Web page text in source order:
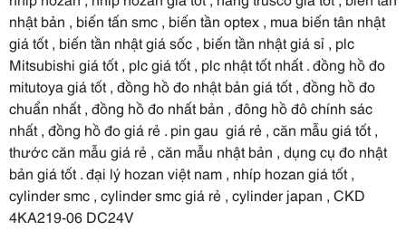
nhật bản , biến tấn smc , biến tần optex , mua biến tân nhật
giá tốt , biến tần nhật giá sốc , biến tần nhật giá sỉ , plc
Mitsubishi giá tốt , plc giá tốt , plc nhật tốt nhất . đồng hồ đo
mitutoya giá tốt , đồng hồ đo nhật bản giá tốt , đồng hồ đo
chuẩn nhất , đồng hồ đo nhất bản , đông hồ đô chính sác
nhất , đồng hồ đo giá rẻ . pin gau giá rẻ , căn mẫu giá tốt ,
thước căn mẫu giá rẻ , căn mẫu nhật bản , dụng cụ đo nhật
bản giá tốt . đại lý hozan việt nam , nhíp hozan giá tốt ,
cylinder smc , cylinder smc giá rẻ , cylinder japan , CKD
4KA219-06 DC24V